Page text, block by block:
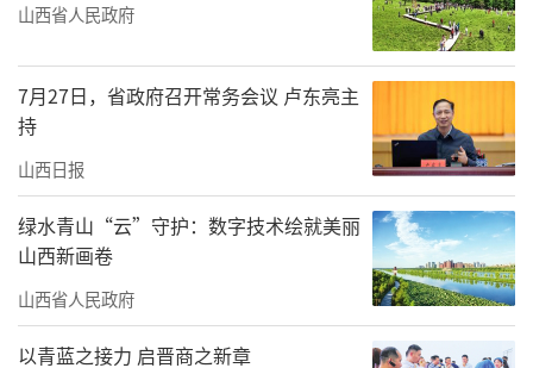
山西省人民政府
7月27日，省政府召开常务会议 卢东亮主
持
山西日报
绿水青山“云”守护：数字技术绘就美丽
山西新画卷
山西省人民政府
以青蓝之接力 启晋商之新章